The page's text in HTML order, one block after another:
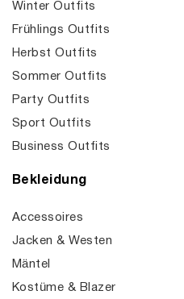
Winter Outfits
Frühlings Outfits
Herbst Outfits
Sommer Outfits
Party Outfits
Sport Outfits
Business Outfits
Bekleidung
Accessoires
Jacken & Westen
Mäntel
Kostüme & Blazer